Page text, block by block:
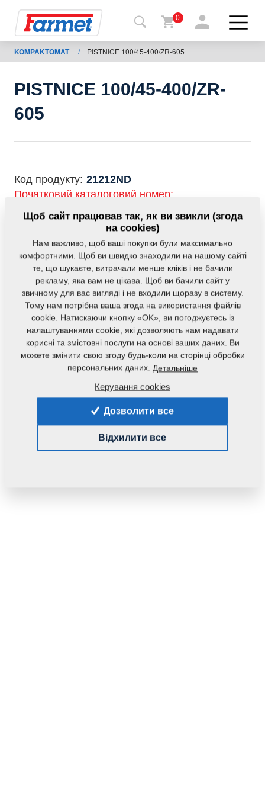
Назад
на
Farmet
Завантаження
0
KOMPAKTOMAT / PISTNICE 100/45-400/ZR-605
PISTNICE 100/45-400/ZR-
605
Код продукту: 21212ND
Початковий каталоговий номер:
m12311
Дана запасна частина також застосовується і для
наступного обладнання:
KOMPAKTOMAT
Маса: 18,9300 Кг
Щоб сайт працював так, як ви звикли (згода
на cookies)
Нам важливо, щоб ваші покупки були максимально
комфортними. Щоб ви швидко знаходили на нашому сайті
те, що шукаєте, витрачали менше кліків і не бачили
рекламу, яка вам не цікава. Щоб ви бачили сайт у
звичному для вас вигляді і не входили щоразу в систему.
Тому нам потрібна ваша згода на використання файлів
cookie. Натискаючи кнопку «OK», ви погоджуєтесь із
налаштуваннями cookie, які дозволяють нам надавати
корисні та змістовні послуги на основі ваших даних. Ви
можете змінити свою згоду будь-коли на сторінці обробки
персональних даних. Детальніше
Керування cookies
Дозволити все
Відхилити все